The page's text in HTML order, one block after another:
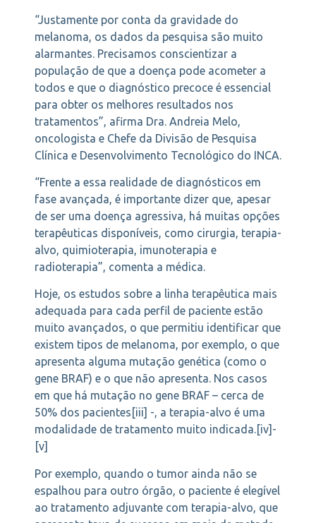
“Justamente por conta da gravidade do
melanoma, os dados da pesquisa são muito
alarmantes. Precisamos conscientizar a
população de que a doença pode acometer a
todos e que o diagnóstico precoce é essencial
para obter os melhores resultados nos
tratamentos”, afirma Dra. Andreia Melo,
oncologista e Chefe da Divisão de Pesquisa
Clínica e Desenvolvimento Tecnológico do INCA.
“Frente a essa realidade de diagnósticos em
fase avançada, é importante dizer que, apesar
de ser uma doença agressiva, há muitas opções
terapêuticas disponíveis, como cirurgia, terapia-
alvo, quimioterapia, imunoterapia e
radioterapia”, comenta a médica.
Hoje, os estudos sobre a linha terapêutica mais
adequada para cada perfil de paciente estão
muito avançados, o que permitiu identificar que
existem tipos de melanoma, por exemplo, o que
apresenta alguma mutação genética (como o
gene BRAF) e o que não apresenta. Nos casos
em que há mutação no gene BRAF – cerca de
50% dos pacientes[iii] -, a terapia-alvo é uma
modalidade de tratamento muito indicada.[iv]-
[v]
Por exemplo, quando o tumor ainda não se
espalhou para outro órgão, o paciente é elegível
ao tratamento adjuvante com terapia-alvo, que